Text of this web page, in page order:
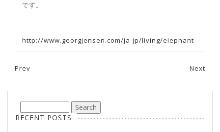
です。
http://www.georgjensen.com/ja-jp/living/elephant
Prev Next
RECENT POSTS